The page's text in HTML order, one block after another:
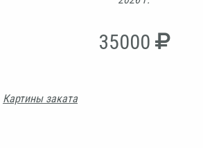
35000
Картины заката